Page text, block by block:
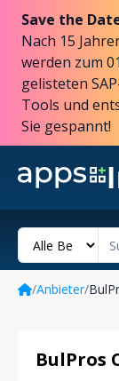
Save the
Nach 15
werden zum
gelisteten
Tools und
Sie gespannt!
/Anbieter/
BulPros